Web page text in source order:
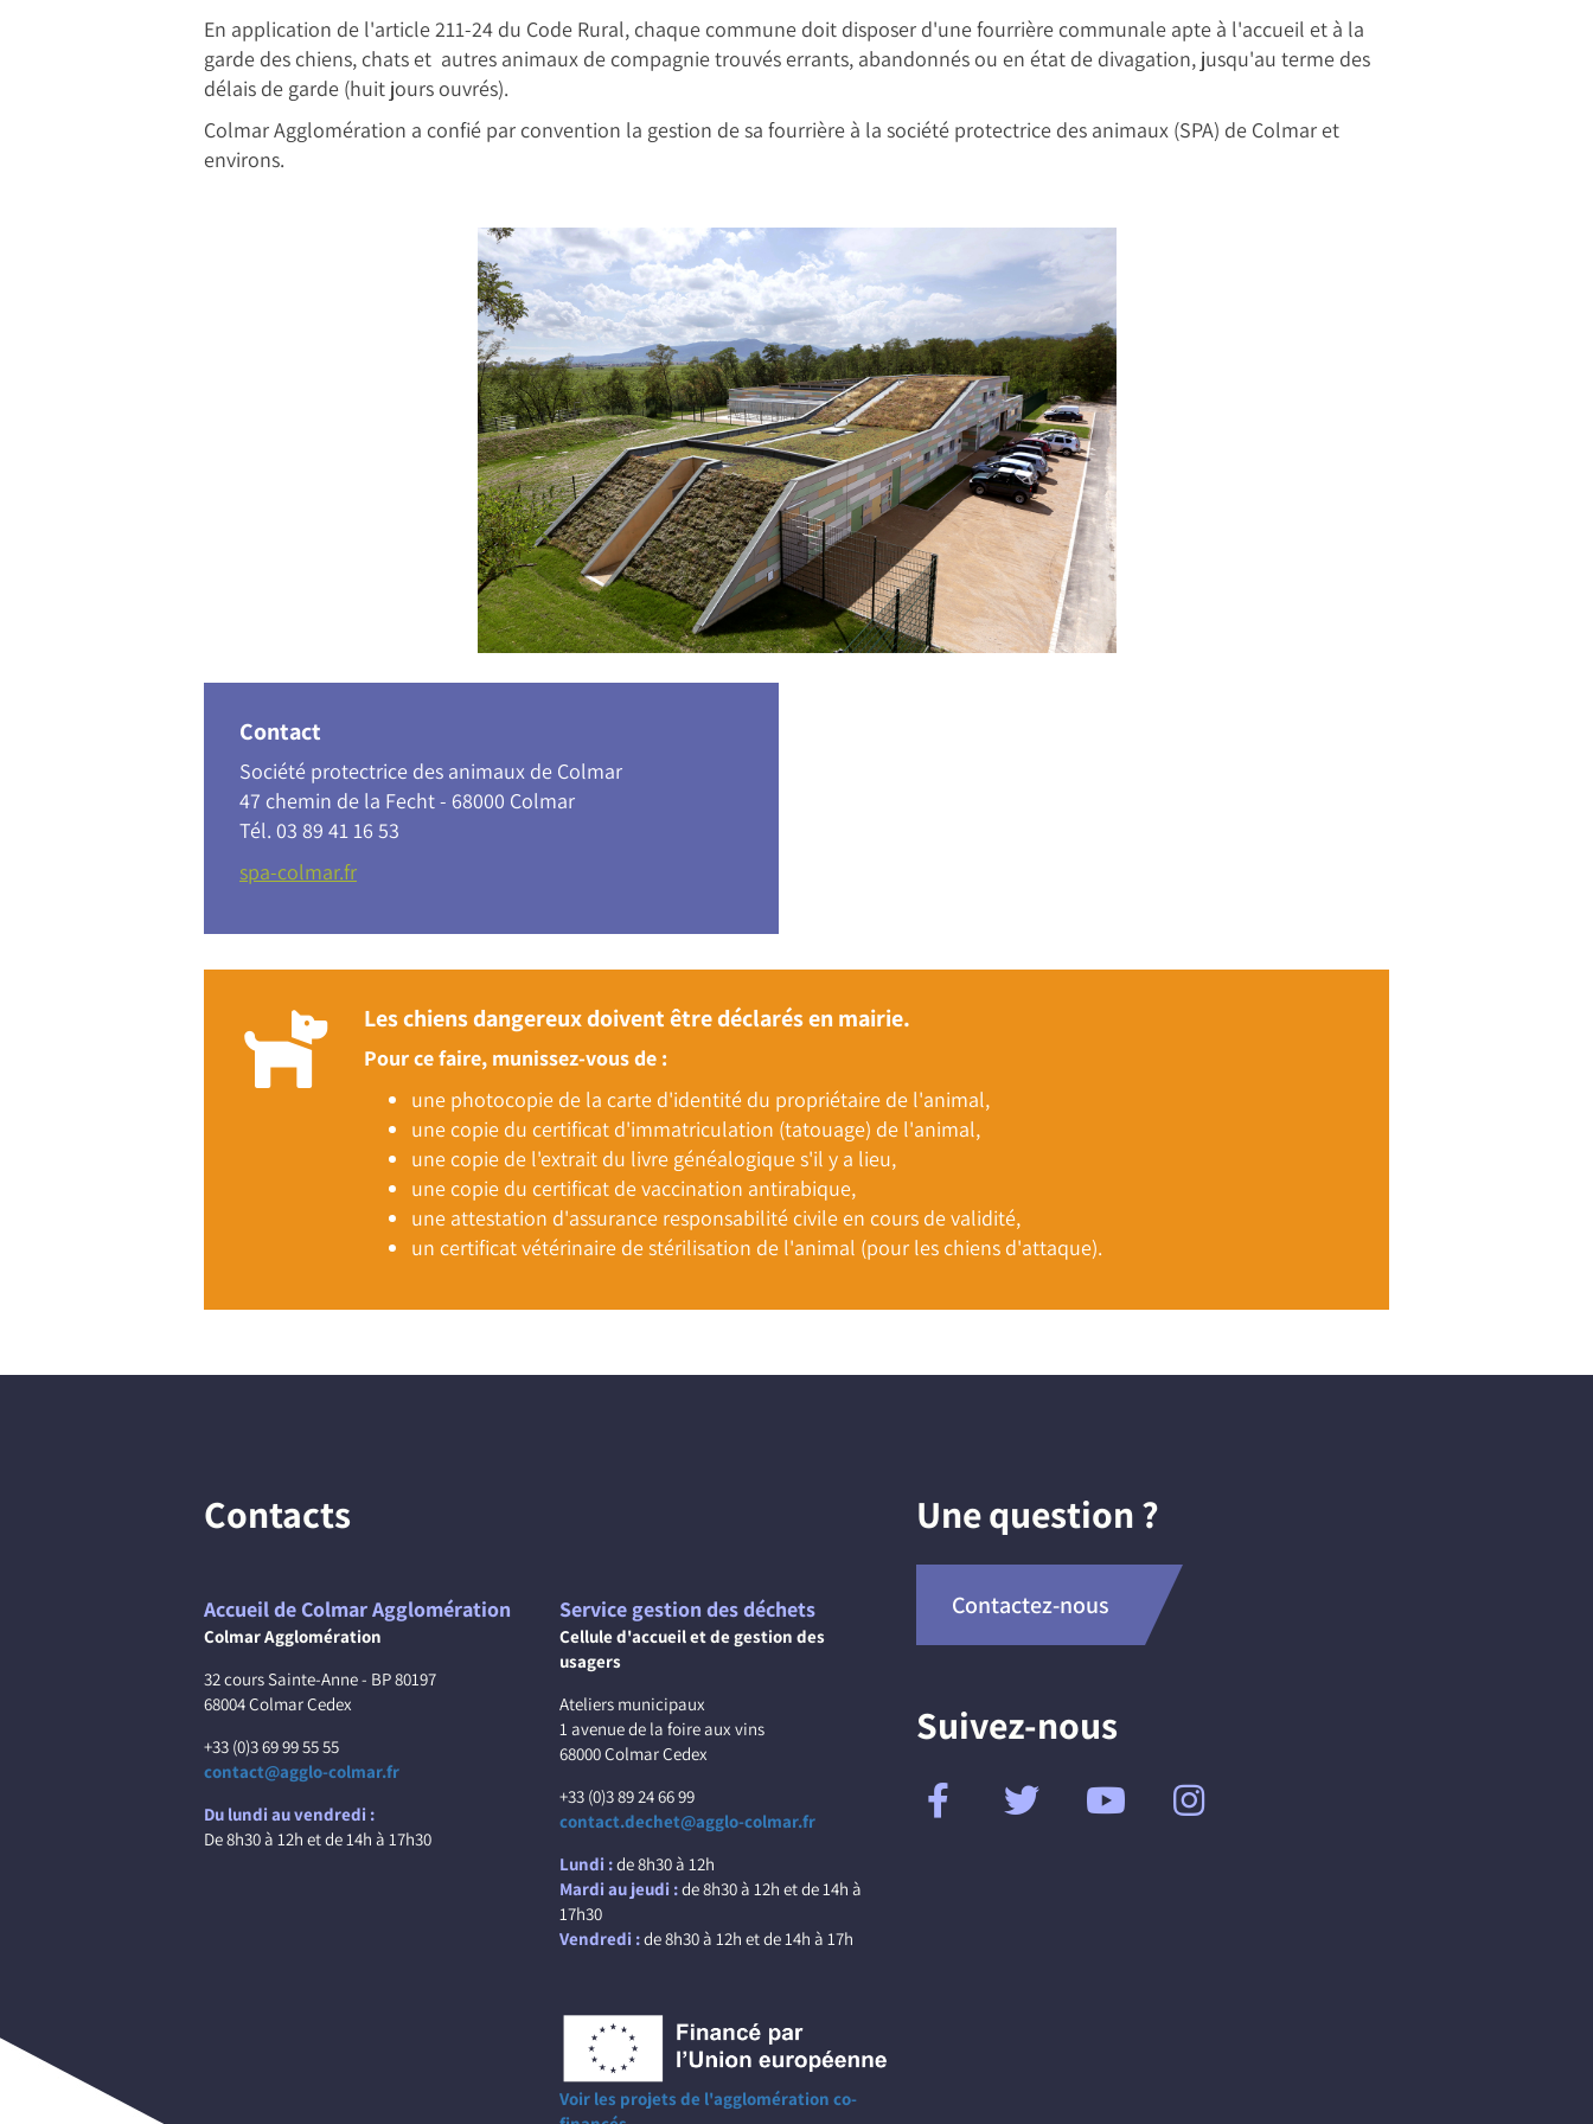
En application de l'article 211-24 du Code Rural, chaque commune doit disposer d'une fourrière communale apte à l'accueil et à la
garde des chiens, chats et autres animaux de compagnie trouvés errants, abandonnés ou en état de divagation, jusqu'au terme des
délais de garde (huit jours ouvrés).
Colmar Agglomération a confié par convention la gestion de sa fourrière à la société protectrice des animaux (SPA) de Colmar et
environs.
Contact
Société protectrice des animaux de Colmar
47 chemin de la Fecht - 68000 Colmar
Tél. 03 89 41 16 53
spa-colmar.fr
Les chiens dangereux doivent être déclarés en mairie.
Pour ce faire, munissez-vous de :
une photocopie de la carte d'identité du propriétaire de l'animal,
une copie du certificat d'immatriculation (tatouage) de l'animal,
une copie de l'extrait du livre généalogique s'il y a lieu,
une copie du certificat de vaccination antirabique,
une attestation d'assurance responsabilité civile en cours de validité,
un certificat vétérinaire de stérilisation de l'animal (pour les chiens d'attaque).
Contacts
Accueil de Colmar Agglomération
Colmar Agglomération
32 cours Sainte-Anne - BP 80197
68004 Colmar Cedex
+33 (0)3 69 99 55 55
contact@agglo-colmar.fr
Du lundi au vendredi :
De 8h30 à 12h et de 14h à 17h30
Service gestion des déchets
Cellule d'accueil et de gestion des
usagers
Ateliers municipaux
1 avenue de la foire aux vins
68000 Colmar Cedex
+33 (0)3 89 24 66 99
contact.dechet@agglo-colmar.fr
Lundi :de 8h30 à 12h
Mardi au jeudi :de 8h30 à 12h et de 14h à
17h30
Vendredi :de 8h30 à 12h et de 14h à 17h
Voir les projets de l'agglomération co-
Une question ?
Contactez-nous
Suivez-nous